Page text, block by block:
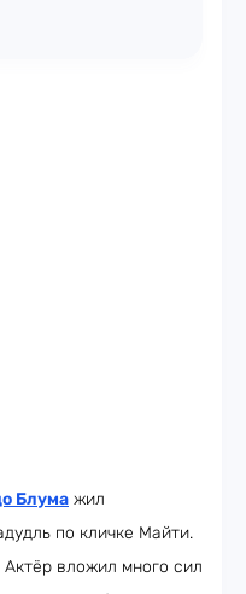
Блума жил
по кличке Майти.
вложил много сил